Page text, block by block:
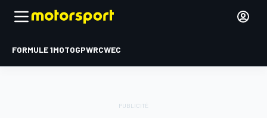
FORMULE 1MOTOGPWRCWEC